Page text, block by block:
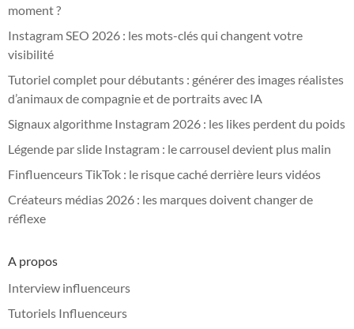
moment ?
Instagram SEO 2026 : les mots-clés qui changent votre
visibilité
Tutoriel complet pour débutants : générer des images réalistes
d’animaux de compagnie et de portraits avec IA
Signaux algorithme Instagram 2026 : les likes perdent du poids
Légende par slide Instagram : le carrousel devient plus malin
Finfluenceurs TikTok : le risque caché derrière leurs vidéos
Créateurs médias 2026 : les marques doivent changer de
réflexe
A propos
Interview influenceurs
Tutoriels Influenceurs